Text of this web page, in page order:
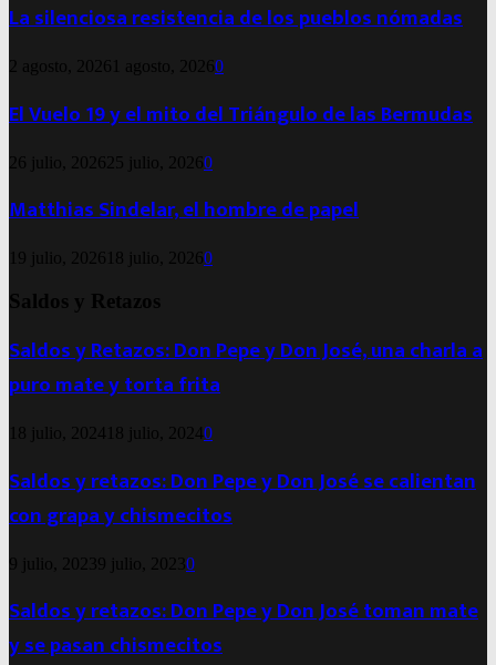
La silenciosa resistencia de los pueblos nómadas
2 agosto, 2026 1 agosto, 20260
El Vuelo 19 y el mito del Triángulo de las Bermudas
26 julio, 2026 25 julio, 20260
Matthias Sindelar, el hombre de papel
19 julio, 2026 18 julio, 20260
Saldos y Retazos
Saldos y Retazos: Don Pepe y Don José, una charla a
puro mate y torta frita
18 julio, 2024 18 julio, 20240
Saldos y retazos: Don Pepe y Don José se calientan
con grapa y chismecitos
9 julio, 20239 julio, 20230
Saldos y retazos: Don Pepe y Don José toman mate
y se pasan chismecitos